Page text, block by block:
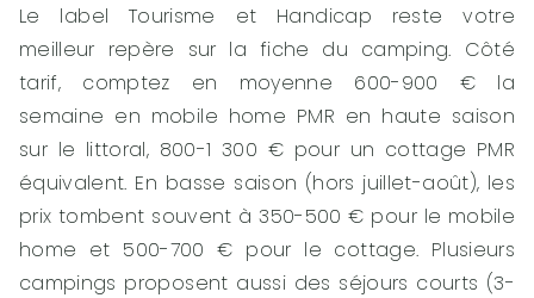
Le label Tourisme et Handicap reste votre
meilleur repère sur la fiche du camping. Côté
tarif, comptez en moyenne 600-900 € la
semaine en mobile home PMR en haute saison
sur le littoral, 800-1 300 € pour un cottage PMR
équivalent. En basse saison (hors juillet-août), les
prix tombent souvent à 350-500 € pour le mobile
home et 500-700 € pour le cottage. Plusieurs
campings proposent aussi des séjours courts (3-